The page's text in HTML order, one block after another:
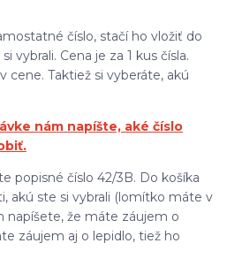
číslo, stačí ho vložiť do
vybrali. Cena je za 1 kus čísla.
cene. Taktiež si vyberáte, akú
nám napíšte, aké číslo
popisné číslo 42/3B. Do košíka
akú ste si vybrali (lomítko máte v
napíšete, že máte záujem o
záujem aj o lepidlo, tiež ho